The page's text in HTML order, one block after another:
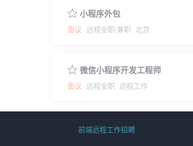
小程序外包
面议 远程全职/兼职 北京
微信小程序开发工程师
面议 远程全职 远程工作
前端远程工作招聘